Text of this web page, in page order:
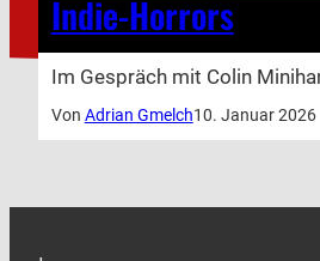
Indie-Horrors
Im Gespräch mit Colin
Von Adrian Gmelch10. Januar 2026